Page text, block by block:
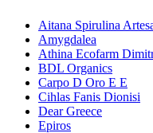
Aitana Spirulina
Amygdalea
Athina Ecofarm
BDL Organics
Carpo D Oro E E
Cihlas Fanis Dionisi
Dear Greece
Epiros